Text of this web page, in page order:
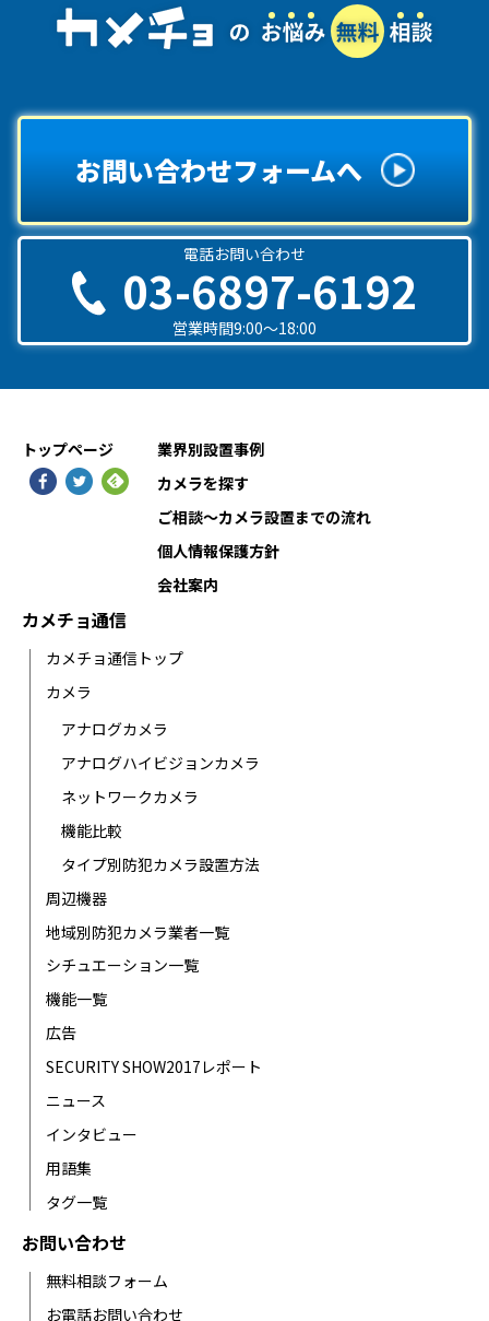
お問い合わせフォームへ
電話お問い合わせ
03-6897-6192
営業時間9:00〜18:00
トップページ
業界別設置事例
カメラを探す
ご相談〜カメラ設置までの流れ
個人情報保護方針
会社案内
カメチョ通信
カメチョ通信トップ
カメラ
アナログカメラ
アナログハイビジョンカメラ
ネットワークカメラ
機能比較
タイプ別防犯カメラ設置方法
周辺機器
地域別防犯カメラ業者一覧
シチュエーション一覧
機能一覧
広告
SECURITY SHOW2017レポート
ニュース
インタビュー
用語集
タグ一覧
お問い合わせ
無料相談フォーム
お電話お問い合わせ